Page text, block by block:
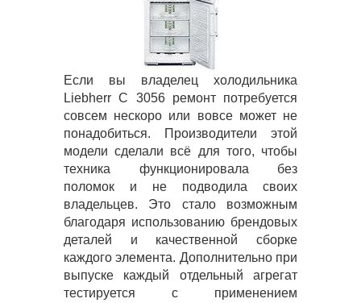
Если вы владелец холодильника
Liebherr C 3056 ремонт потребуется
совсем нескоро или вовсе может не
понадобиться. Производители этой
модели сделали всё для того, чтобы
техника функционировала без
поломок и не подводила своих
владельцев. Это стало возможным
благодаря использованию брендовых
деталей и качественной сборке
каждого элемента. Дополнительно при
выпуске каждый отдельный агрегат
тестируется с применением